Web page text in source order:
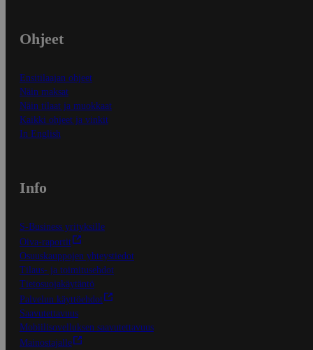
Ohjeet
Ensitilaajan ohjeet
Näin maksat
Näin tilaat ja muokkaat
Kaikki ohjeet ja vinkit
In English
Info
S-Business yrityksille
Oiva-raportit
Osuuskauppojen yhteystiedot
Tilaus- ja toimitusehdot
Tietosuojakäytäntö
Palvelun käyttöehdot
Saavutettavuus
Mobiilisovelluksen saavutettavuus
Mainostajalle